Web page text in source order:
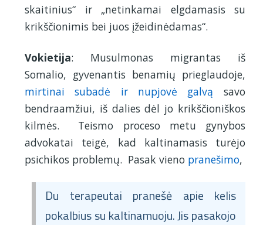
skaitinius“ ir „netinkamai elgdamasis su
krikščionimis bei juos įžeidinėdamas“.
Vokietija: Musulmonas migrantas iš
Somalio, gyvenantis benamių prieglaudoje,
mirtinai subadė ir nupjovė galvą savo
bendraamžiui, iš dalies dėl jo krikščioniškos
kilmės. Teismo proceso metu gynybos
advokatai teigė, kad kaltinamasis turėjo
psichikos problemų. Pasak vieno pranešimo,
Du terapeutai pranešė apie kelis
pokalbius su kaltinamuoju. Jis pasakojo